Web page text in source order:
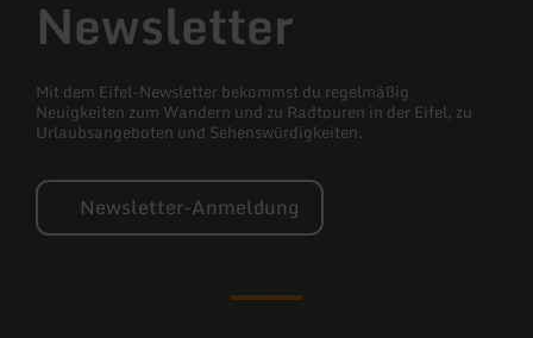
Newsletter
Mit dem Eifel-Newsletter bekommst du regelmäßig
Neuigkeiten zum Wandern und zu Radtouren in der Eifel, zu
Urlaubsangeboten und Sehenswürdigkeiten.
Newsletter-Anmeldung